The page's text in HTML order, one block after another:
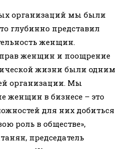
организаций мы были
глубинно представил
женщин.
женщин и поощрение
жизни были одним
организации. Мы
женщин в бизнесе – это
для них добиться
роль в обществе»,
председатель